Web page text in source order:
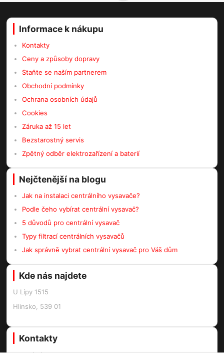
Informace k nákupu
Kontakty
Ceny a způsoby dopravy
Staňte se naším partnerem
Obchodní podmínky
Ochrana osobních údajů
Cookies
Záruka až 15 let
Bezstarostný servis
Zpětný odběr elektrozařízení a baterií
Nejčtenější na blogu
Jak na instalaci centrálního vysavače?
Podle čeho vybírat centrální vysavač?
5 důvodů pro centrální vysavač
Typy filtrací centrálních vysavačů
Jak správně vybrat centrální vysavač pro Váš dům
Kde nás najdete
U Lípy 1515
Hlinsko, 539 01
Kontakty
Centrální vysavače Online